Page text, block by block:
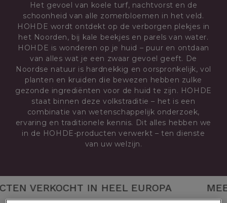
Het gevoel van koele turf, nachtvorst en de
schoonheid van alle zomerbloemen in het veld.
HOHDE wordt ontdekt op de verborgen plekjes in
het Noorden, bij kale beekjes en parels van water.
HOHDE is wonderen op je huid – puur en ontdaan
van alles wat je een zwaar gevoel geeft. De
Noordse natuur is hardnekkig en oorspronkelijk, vol
planten en kruiden die bewezen hebben zulke
gezonde ingrediënten voor de huid te zijn. HOHDE
staat binnen deze volkstraditie – het is een
combinatie van wetenschappelijk onderzoek,
ervaring en traditionele kennis. Dit alles hebben we
in de HOHDE-producten verwerkt – ten dienste
van uw welzijn.
VERKOCHT IN HEEL EUROPA MEER